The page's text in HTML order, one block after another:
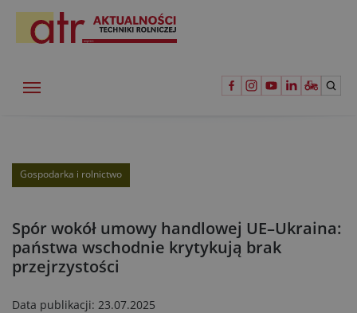
Gospodarka i rolnictwo
Spór wokół umowy handlowej UE–Ukraina:
państwa wschodnie krytykują brak
przejrzystości
Data publikacji: 23.07.2025